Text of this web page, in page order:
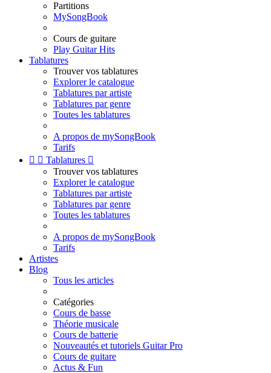
Partitions
MySongBook
Cours de guitare
Play Guitar Hits
Tablatures
Trouver vos tablatures
Explorer le catalogue
Tablatures par artiste
Tablatures par genre
Toutes les tablatures
A propos de mySongBook
Tarifs
  Tablatures 
Trouver vos tablatures
Explorer le catalogue
Tablatures par artiste
Tablatures par genre
Toutes les tablatures
A propos de mySongBook
Tarifs
Artistes
Blog
Tous les articles
Catégories
Cours de basse
Théorie musicale
Cours de batterie
Nouveautés et tutoriels Guitar Pro
Cours de guitare
Actus & Fun